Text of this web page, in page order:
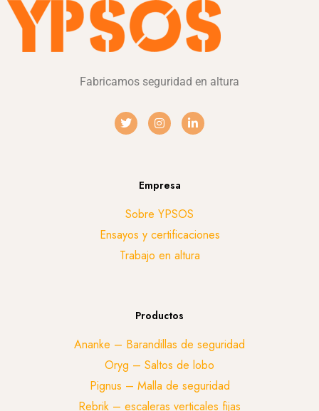
Fabricamos seguridad en altura
Empresa
Sobre YPSOS
Ensayos y certificaciones
Trabajo en altura
Productos
Ananke – Barandillas de seguridad
Oryg – Saltos de lobo
Pignus – Malla de seguridad
Rebrik – escaleras verticales fijas